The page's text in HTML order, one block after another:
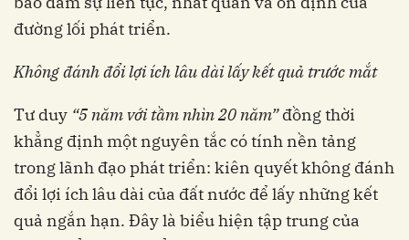
đường lối phát triển.
Không đánh đổi lợi ích lâu dài lấy kết quả trước mắt
Tư duy “5 năm với tầm nhìn 20 năm”đồng thời
khẳng định một nguyên tắc có tính nền tảng
trong lãnh đạo phát triển: kiên quyết không đánh
đổi lợi ích lâu dài của đất nước để lấy những kết
quả ngắn hạn. Đây là biểu hiện tập trung của